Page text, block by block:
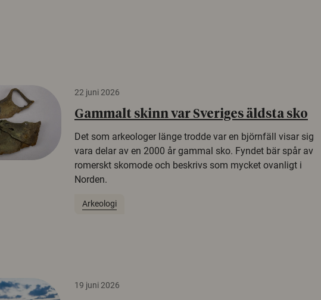
22 juni 2026
Gammalt skinn var Sveriges äldsta sko
Det som arkeologer länge trodde var en björnfäll visar sig
vara delar av en 2000 år gammal sko. Fyndet bär spår av
romerskt skomode och beskrivs som mycket ovanligt i
Norden.
Arkeologi
19 juni 2026